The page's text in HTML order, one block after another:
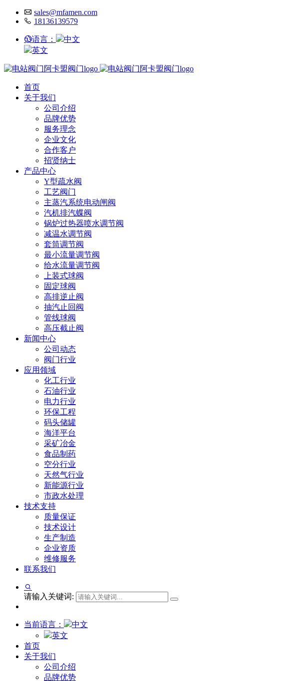
sales@mfamen.com
18136139579
语言：
中文
英文
首页
关于我们
公司介绍
品牌优势
服务理念
企业文化
合作客户
招贤纳士
产品中心
Y型疏水阀
工艺阀门
主蒸汽系统电动闸阀
汽机排汽蝶阀
锅炉过热器喷水调节阀
减温水调节阀
套筒调节阀
最小流量调节阀
给水流量调节阀
上装式球阀
固定球阀
高排逆止阀
抽汽止回阀
管线球阀
高压截止阀
新闻中心
公司动态
阀门行业
应用领域
化工行业
石油行业
电力行业
环保工程
码头储罐
海洋平台
采矿冶金
食品制药
空分行业
天然气行业
新能源行业
市政水处理
技术支持
质量保证
技术设计
生产制造
企业资质
维修服务
联系我们
请输入关键词:
当前语言：
中文
英文
首页
关于我们
公司介绍
品牌优势